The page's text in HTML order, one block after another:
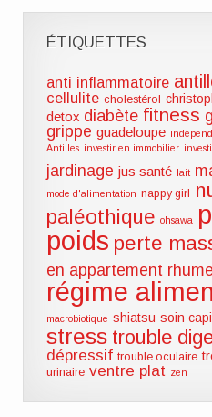
ÉTIQUETTES
anti inflammatoire
cellulite cholestérol
detox diabète fitness
grippe guadeloupe
Antilles investir en immobilier
jardinage jus santé lait
mode d'alimentation nappy girl
paléothique ohsawa
poids perte
en appartement rhume
régime
macrobiotique shiatsu soin
stress trouble
dépressif trouble oculaire
urinaire ventre plat zen